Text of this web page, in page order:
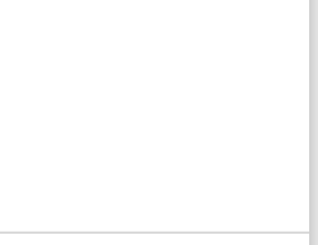
in de praktijk: hoe